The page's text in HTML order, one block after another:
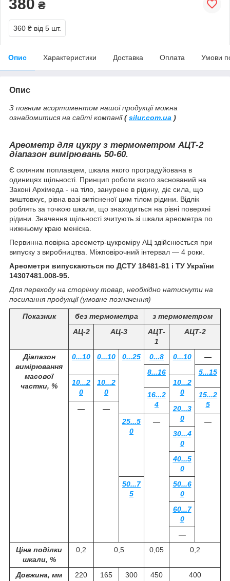
380 ₴
360 ₴ від 5 шт.
Опис Характеристики Доставка Оплата Умови
Опис
З повним асортиментом нашої продукції можна
ознайомитися на сайті компанії(silur.com.ua )
Ареометр для цукру з термометром АЦТ-2
діапазон вимірювань 50-60.
Є скляним поплавцем, шкала якого проградуйована в
одиницях щільності. Принцип роботи якого заснований на
Законі Архімеда - на тіло, занурене в рідину, діє сила, що
виштовхує, рівна вазі витісненої цим тілом рідини. Відлік
роблять за точкою шкали, що знаходиться на рівні поверхні
рідини. Значення щільності зчитують зі шкали ареометра по
нижньому краю меніска.
Первинна повірка ареометр-цукроміру АЦ здійснюється при
випуску з виробництва. Міжповірочний інтервал ― 4 роки.
Ареометри випускаються по ДСТУ 18481-81 і ТУ України
14307481.008-95.
Для переходу на сторінку товар, необхідно натиснути на
посилання продукції (умовне позначення)
Показник без термометра
з термометром
АЦ-2
АЦ-3
АЦТ-
1
АЦТ-2
Діапазон
вимірювання
масової
частки, %
0...10 0...10 0...25 0...8 0...10
—
8...16
5...15
10...2
0
10...2
0
10...2
0
16...2
4
15...2
5
— —
20...3
0
25...5
0
—
—
30...4
0
40...5
0
50...7
5
50...6
0
60...7
0
—
Ціна поділки
шкали, %
0,2 0,5 0,05 0,2
Довжина, мм 220 165 300 450 400